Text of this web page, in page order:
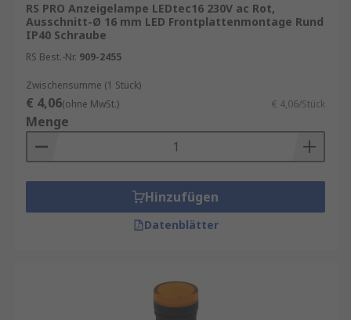
RS PRO Anzeigelampe LEDtec16 230V ac Rot,
Ausschnitt-Ø 16 mm LED Frontplattenmontage Rund
IP40 Schraube
RS Best.-Nr. 909-2455
Zwischensumme (1 Stück)
€ 4,06(ohne MwSt.) € 4,06/Stück
Menge
Hinzufügen
Datenblätter